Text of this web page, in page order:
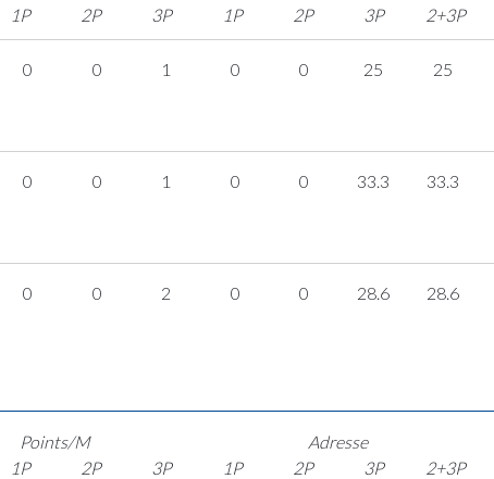
1P 2P 3P
1P
2P 3P 2+3P
0 0 1 0 0 25 25
0 0 1 0 0 33.3 33.3
0 0 2 0 0 28.6 28.6
Points/M
1P 2P 3P
Adresse
1P
2P 3P 2+3P